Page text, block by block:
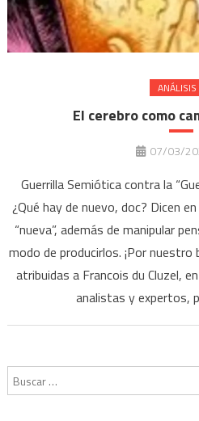
ANÁLISIS
El cerebro como
07/03/
Guerrilla Semiótica contra la
¿Qué hay de nuevo, doc? Dicen
“nueva”, además de manipular
modo de producirlos. ¡Por nuestro
atribuidas a Francois du Cluzel,
analistas y expertos,